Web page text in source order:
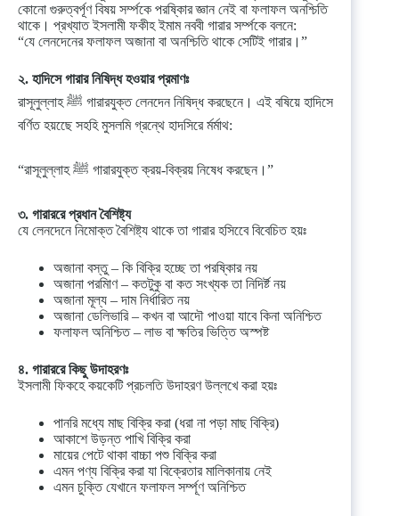
কোনো গুরুত্বর্পূণ বিষয় সর্ম্পকে পরষ্কিার জ্ঞান নেই বা ফলাফল অনশ্চিতি
থাকে। প্রখ্যাত ইসলামী ফকীহ ইমাম নববী গারার সর্ম্পকে বলনে:
“যে লেনদেনের ফলাফল অজানা বা অনশ্চিতি থাকে সেটিই গারার।”
২. হাদিসে গারার নিষিদ্ধ হওয়ার প্রমাণঃ
রাসূলুল্লাহ ﷺ গারারযুক্ত লেনদেন নিষিদ্ধ করছেনে। এই বষিয়ে হাদিসে
বর্ণিত হয়ছেে সহহি মুসলমি গ্রন্থে হাদসিরে র্মর্মাথ:
“রাসূলুল্লাহ ﷺ গারারযুক্ত ক্রয়-বিক্রয় নিষেধ করছেন।”
৩. গারাররে প্রধান বৈশিষ্ট্য
যে লেনদেনে নিমোক্ত বৈশিষ্ট্য থাকে তা গারার হসিবেে বিবেচিত হয়ঃ
অজানা বস্তু – কি বিক্রি হচ্ছে তা পরষ্কিার নয়
অজানা পরমিাণ – কতটুকু বা কত সংখ্যক তা নিদির্ষ্ট নয়
অজানা মূল্য – দাম নির্ধারিত নয়
অজানা ডেলিভারি – কখন বা আদৌ পাওয়া যাবে কিনা অনিশ্চিত
ফলাফল অনিশ্চিত – লাভ বা ক্ষতির ভিত্তি অস্পষ্ট
৪. গারাররে কিছু উদাহরণঃ
ইসলামী ফিকহে কয়কেটি প্রচলতি উদাহরণ উল্লখে করা হয়ঃ
পানরি মধ্যে মাছ বিক্রি করা (ধরা না পড়া মাছ বিক্রি)
আকাশে উড়ন্ত পাখি বিক্রি করা
মায়ের পেটে থাকা বাচ্চা পশু বিক্রি করা
এমন পণ্য বিক্রি করা যা বিক্রেতার মালিকানায় নেই
এমন চুক্তি যেখানে ফলাফল সর্ম্পূণ অনিশ্চিত